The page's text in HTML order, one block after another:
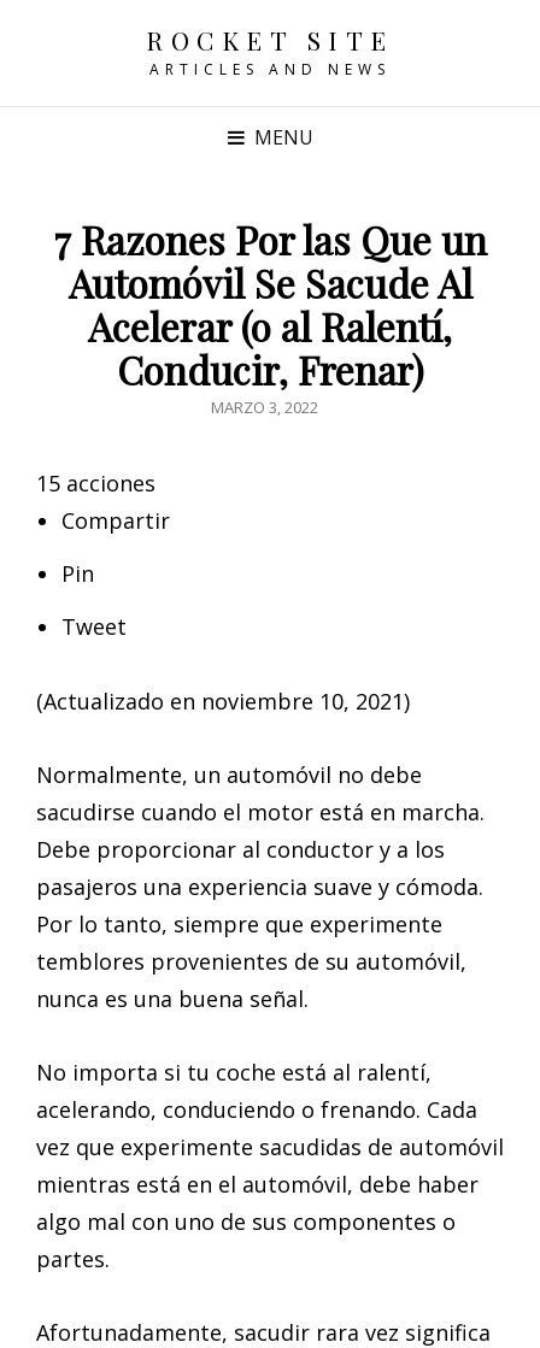
ROCKET SITE
ARTICLES AND NEWS
MENU
7 Razones Por las Que un
Automóvil Se Sacude Al
Acelerar (o al Ralentí,
Conducir, Frenar)
POSTED
MARZO 3, 2022
15 acciones
Compartir
Pin
Tweet
(Actualizado en noviembre 10, 2021)
Normalmente, un automóvil no debe
sacudirse cuando el motor está en marcha.
Debe proporcionar al conductor y a los
pasajeros una experiencia suave y cómoda.
Por lo tanto, siempre que experimente
temblores provenientes de su automóvil,
nunca es una buena señal.
No importa si tu coche está al ralentí,
acelerando, conduciendo o frenando. Cada
vez que experimente sacudidas de automóvil
mientras está en el automóvil, debe haber
algo mal con uno de sus componentes o
partes.
Afortunadamente, sacudir rara vez significa